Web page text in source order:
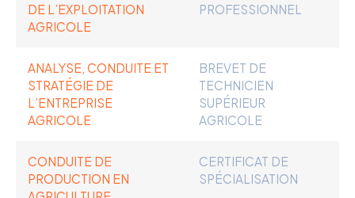
DE L’EXPLOITATION
AGRICOLE
PROFESSIONNEL
ANALYSE, CONDUITE ET
STRATÉGIE DE
L’ENTREPRISE
AGRICOLE
BREVET DE
TECHNICIEN
SUPÉRIEUR
AGRICOLE
CONDUITE DE
PRODUCTION EN
CERTIFICAT DE
SPÉCIALISATION